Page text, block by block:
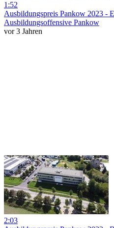
1:52
Ausbildungspreis Pankow 2023 -
Ausbildungsoffensive Pankow
vor 3 Jahren
2:03